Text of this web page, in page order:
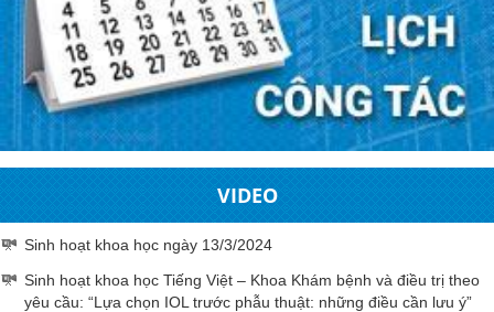
VIDEO
Sinh hoạt khoa học ngày 13/3/2024
Sinh hoạt khoa học Tiếng Việt – Khoa Khám bệnh và điều trị theo
yêu cầu: “Lựa chọn IOL trước phẫu thuật: những điều cần lưu ý”